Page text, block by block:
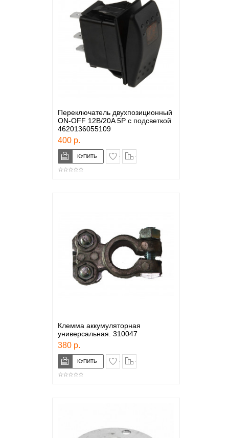
Переключатель двухпозиционный
ON-OFF 12В/20A 5P с подсветкой
4620136055109
400 р.
в закладки
Клемма аккумуляторная
универсальная. 310047
380 р.
в закладки